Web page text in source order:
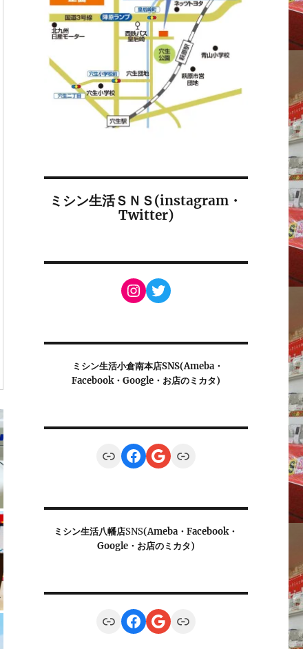
ミシン生活ＳＮＳ(instagram・
Twitter)
Instagram
Twitter
ミシン生活小倉南本店SNS(Ameba・
Facebook・Google・お店のミカタ)
LinkFacebook
Google
Link
ミシン生活八幡店SNS(Ameba・Facebook・
Google・お店のミカタ)
LinkFacebook
Google
Link